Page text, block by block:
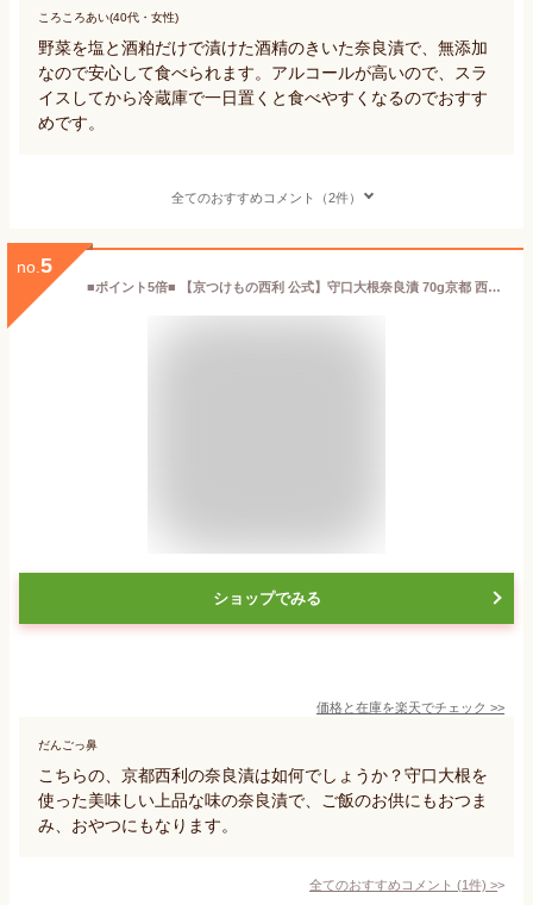
ころころあい(40代・女性)
野菜を塩と酒粕だけで漬けた酒精のきいた奈良漬で、無添加
なので安心して食べられます。アルコールが高いので、スラ
イスしてから冷蔵庫で一日置くと食べやすくなるのでおすす
めです。
全てのおすすめコメント（2件）
no. 5
■ポイント5倍■ 【京つけもの西利 公式】守口大根奈良漬 70g京都 西利 漬物 京漬物 漬け物 お漬物 お土産 奈良漬け なら漬 粕漬け お茶漬け おつまみ ごはんのお供 守口大根
ショップでみる
価格と在庫を楽天でチェック >>
だんごっ鼻
こちらの、京都西利の奈良漬は如何でしょうか？守口大根を
使った美味しい上品な味の奈良漬で、ご飯のお供にもおつま
み、おやつにもなります。
全てのおすすめコメント (1件) >